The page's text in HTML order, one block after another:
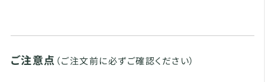
ご注意点 （ご注文前に必ずご確認ください）